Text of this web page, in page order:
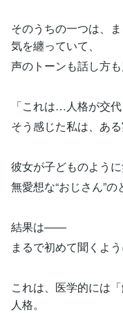
そのうちの一つは、
気を纏っていて、
声のトーンも話し方も
「これは…人格が交代
そう感じた私は、あ
彼女が子どものよう
無愛想な“おじさん”の
結果は――
まるで初めて聞くよう
これは、医学的には
人格。